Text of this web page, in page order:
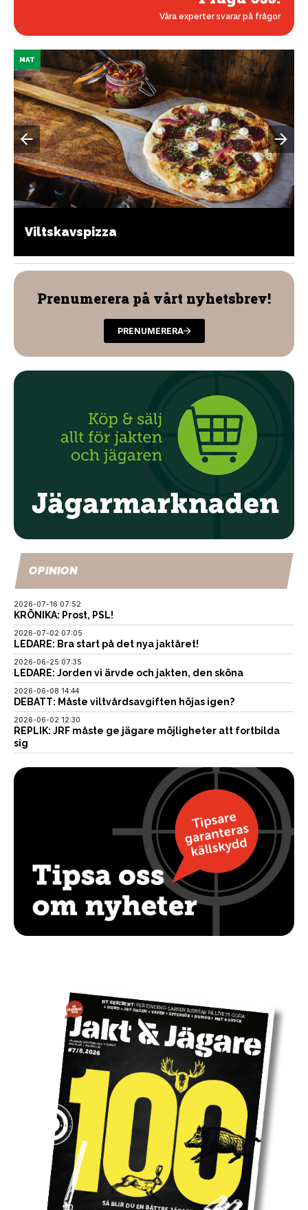
Våra experter svarar på frågor
MAT
Viltskavspizza
Prenumerera på vårt nyhetsbrev!
PRENUMERERA
OPINION
2026-07-16 07:52
KRÖNIKA: Prost, PSL!
2026-07-02 07:05
LEDARE: Bra start på det nya jaktåret!
2026-06-25 07:35
LEDARE: Jorden vi ärvde och jakten, den sköna
2026-06-08 14:44
DEBATT: Måste viltvårdsavgiften höjas igen?
2026-06-02 12:30
REPLIK: JRF måste ge jägare möjligheter att fortbilda
sig